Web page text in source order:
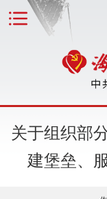
关于组织部
建堡垒、